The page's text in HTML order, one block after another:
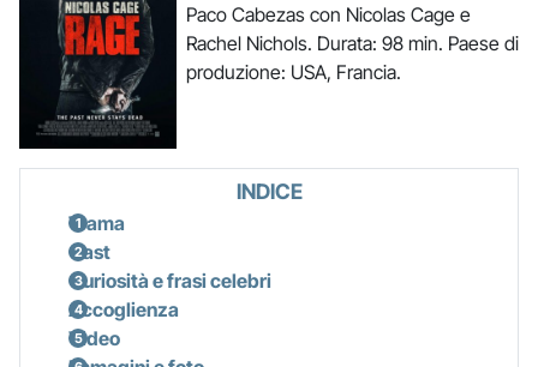
Paco Cabezas con Nicolas Cage e
Rachel Nichols. Durata: 98 min. Paese di
produzione: USA, Francia.
INDICE
Trama
Cast
Curiosità e frasi celebri
Accoglienza
Video